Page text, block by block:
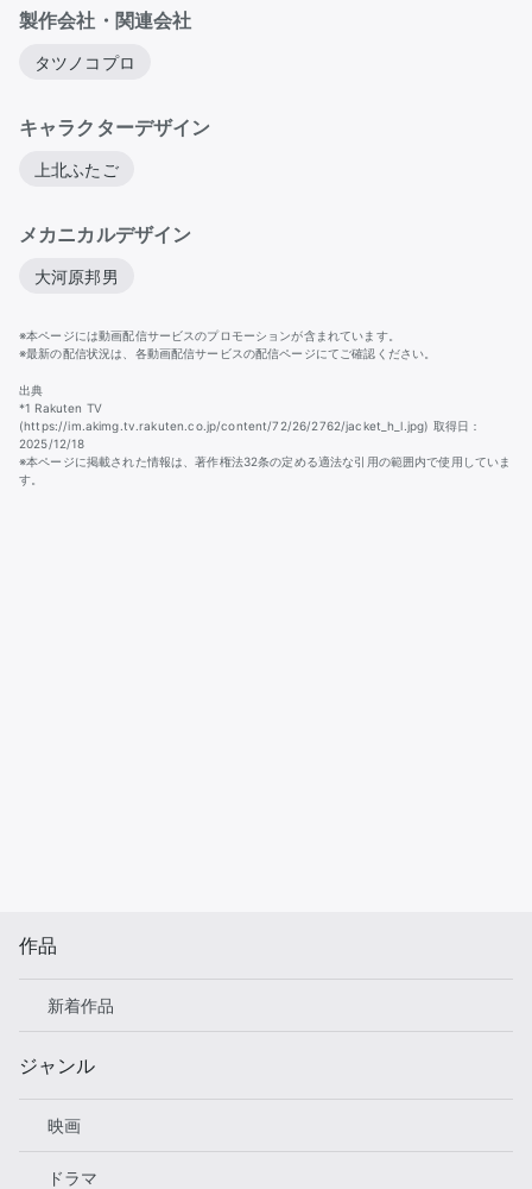
製作会社・関連会社
タツノコプロ
キャラクターデザイン
上北ふたご
メカニカルデザイン
大河原邦男
※本ページには動画配信サービスのプロモーションが含まれています。
※最新の配信状況は、各動画配信サービスの配信ページにてご確認ください。
出典
*1 Rakuten TV
(https://im.akimg.tv.rakuten.co.jp/content/72/26/2762/jacket_h_l.jpg) 取得日：
2025/12/18
※本ページに掲載された情報は、著作権法32条の定める適法な引用の範囲内で使用していま
す。
作品
新着作品
ジャンル
映画
ドラマ